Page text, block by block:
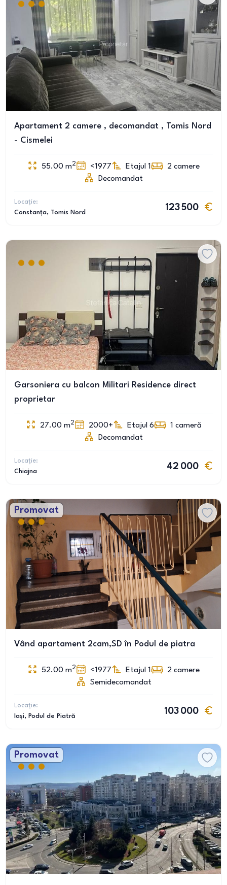
Apartament 2 camere , decomandat , Tomis Nord
- Cismelei
55.00 m2 <1977 Etajul 1 2 camere
Decomandat
Locație:
Constanța, Tomis Nord
123 500
Garsoniera cu balcon Militari Residence direct
proprietar
27.00 m2 2000+ Etajul 6 1 cameră
Decomandat
Locație:
Chiajna
42 000
Promovat
Vând apartament 2cam,SD în Podul de piatra
52.00 m2 <1977 Etajul 1 2 camere
Semidecomandat
Locație:
Iași, Podul de Piatră
103 000
Promovat